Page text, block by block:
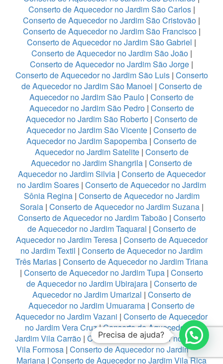
Conserto de Aquecedor no Jardim São Carlos|
Conserto de Aquecedor no Jardim São Cristovão |
Conserto de Aquecedor no Jardim São Francisco|
Conserto de Aquecedor no Jardim São Gabriel |
Conserto de Aquecedor no Jardim São João|
Conserto de Aquecedor no Jardim São Jorge |
Conserto de Aquecedor no Jardim São Luis| Conserto
de Aquecedor no Jardim São Manoel | Conserto de
Aquecedor no Jardim São Paulo | Conserto de
Aquecedor no Jardim São Pedro| Conserto de
Aquecedor no Jardim São Roberto| Conserto de
Aquecedor no Jardim São Vicente | Conserto de
Aquecedor no Jardim Sapopemba | Conserto de
Aquecedor no Jardim Satelite| Conserto de
Aquecedor no Jardim Shangrila | Conserto de
Aquecedor no Jardim Silvia| Conserto de Aquecedor
no Jardim Soares | Conserto de Aquecedor no Jardim
Sônia Regina| Conserto de Aquecedor no Jardim
Soraia| Conserto de Aquecedor no Jardim Suzana|
Conserto de Aquecedor no Jardim Taboão| Conserto
de Aquecedor no Jardim Taquaral | Conserto de
Aquecedor no Jardim Teresa| Conserto de Aquecedor
no Jardim Textil | Conserto de Aquecedor no Jardim
Três Marias| Conserto de Aquecedor no Jardim Triana
| Conserto de Aquecedor no Jardim Tupa | Conserto
de Aquecedor no Jardim Ubirajara| Conserto de
Aquecedor no Jardim Umarizal | Conserto de
Aquecedor no Jardim Umuarama | Conserto de
Aquecedor no Jardim Vazani | Conserto de Aquecedor
no Jardim Vera Cruz|Conserto de Aquecedor no
Jardim Vila Carrão | Conserto de Aquecedor no Jardim
Vila Formosa | Conserto de Aquecedor no Jardim Vila
Mariana | Conserto de Aquecedor no Jardim Vila Rica
Precisa de ajuda?